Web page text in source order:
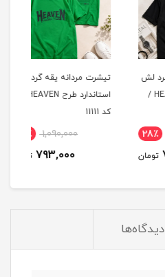
تیشرت مردانه یقه گرد لش
استاندارد طرح HEAVEN /
1,090,000 28٪
793,000 تومان
دیدگاه‌ها